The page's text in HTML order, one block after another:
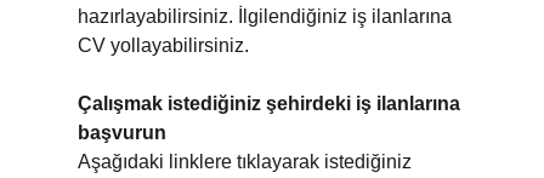
hazırlayabilirsiniz. İlgilendiğiniz iş ilanlarına
CV yollayabilirsiniz.
Çalışmak istediğiniz şehirdeki iş ilanlarına
başvurun
Aşağıdaki linklere tıklayarak istediğiniz